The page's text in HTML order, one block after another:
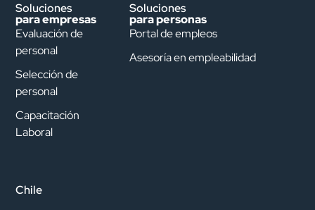
Soluciones
para empresas
Evaluación de
personal
Selección de
personal
Capacitación
Laboral
Soluciones
para personas
Portal de empleos
Asesoría en empleabilidad
Chile